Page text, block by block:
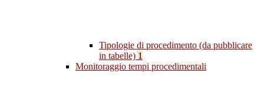
Tipologie di procedimento (da pubblicare
in tabelle) 1
Monitoraggio tempi procedimentali